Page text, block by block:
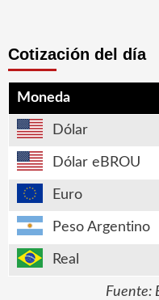
Cotización del día
Moneda
Dólar
Dólar eBROU
Euro
Peso Argentino
Real
Fuente: